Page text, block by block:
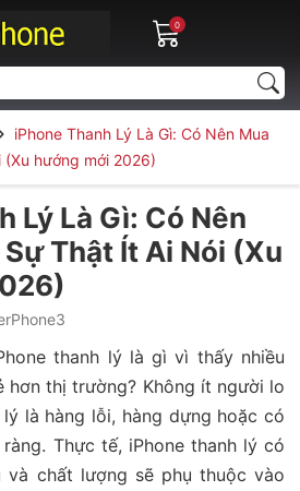
0
iPhone Thanh Lý Là Gì: Có Nên Mua
(Xu hướng mới 2026)
Lý Là Gì: Có Nên
Thật Ít Ai Nói (Xu
thanh lý là gì vì thấy nhiều
hơn thị trường? Không ít người lo
là hàng lỗi, hàng dựng hoặc có
Thực tế, iPhone thanh lý có
và chất lượng sẽ phụ thuộc vào